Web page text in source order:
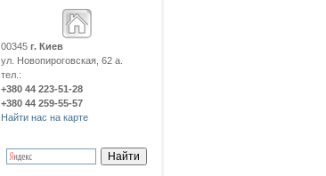
00345 г. Киев
ул. Новопироговская, 62 а.
тел.:
+380 44 223-51-28
+380 44 259-55-57
Найти нас на карте